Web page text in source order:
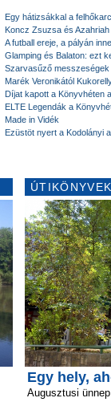
Egy hátizsákkal a
Koncz Zsuzsa és
A futball ereje, a pályán
Glamping és Balaton: ezt
Szarvasűző messzeségek
Marék Veronikától
Díjat kapott a Könyvhéten
ELTE Legendák a
Made in Vidék
Ezüstöt nyert a Kodolányi
Egy hely,
Augusztusi